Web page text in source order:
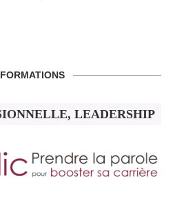
LEADERSHIP